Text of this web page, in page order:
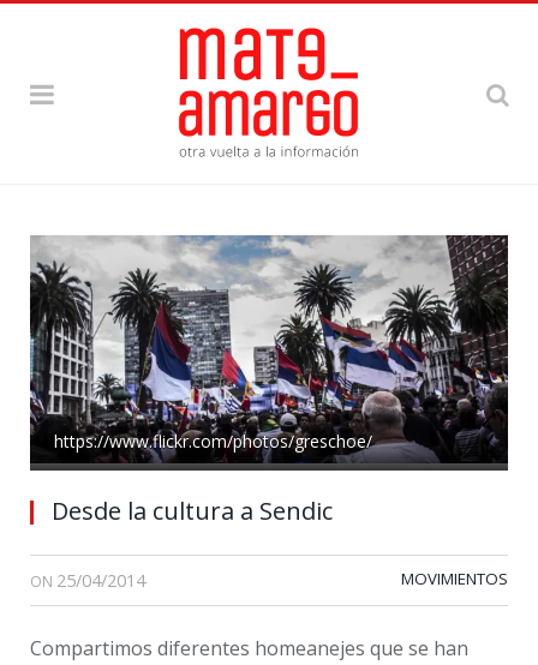
https://www.flickr.com/photos/greschoe/
Desde la cultura a Sendic
ON 25/04/2014 MOVIMIENTOS
Compartimos diferentes homeanejes que se han